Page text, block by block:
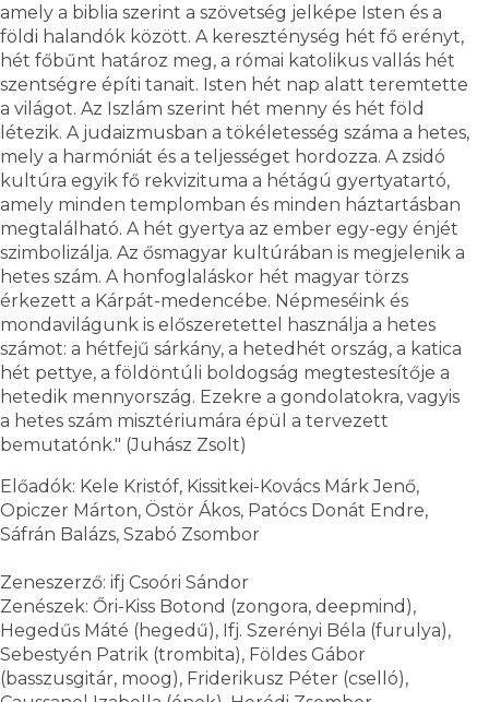
amely a biblia szerint a szövetség jelképe Isten és a
földi halandók között. A kereszténység hét fő erényt,
hét főbűnt határoz meg, a római katolikus vallás hét
szentségre építi tanait. Isten hét nap alatt teremtette
a világot. Az Iszlám szerint hét menny és hét föld
létezik. A judaizmusban a tökéletesség száma a hetes,
mely a harmóniát és a teljességet hordozza. A zsidó
kultúra egyik fő rekvizituma a hétágú gyertyatartó,
amely minden templomban és minden háztartásban
megtalálható. A hét gyertya az ember egy-egy énjét
szimbolizálja. Az ősmagyar kultúrában is megjelenik a
hetes szám. A honfoglaláskor hét magyar törzs
érkezett a Kárpát-medencébe. Népmeséink és
mondavilágunk is előszeretettel használja a hetes
számot: a hétfejű sárkány, a hetedhét ország, a katica
hét pettye, a földöntúli boldogság megtestesítője a
hetedik mennyország. Ezekre a gondolatokra, vagyis
a hetes szám misztériumára épül a tervezett
bemutatónk." (Juhász Zsolt)
Előadók: Kele Kristóf, Kissitkei-Kovács Márk Jenő,
Opiczer Márton, Östör Ákos, Patócs Donát Endre,
Sáfrán Balázs, Szabó Zsombor
Zeneszerző: ifj Csoóri Sándor
Zenészek: Őri-Kiss Botond (zongora, deepmind),
Hegedűs Máté (hegedű), Ifj. Szerényi Béla (furulya),
Sebestyén Patrik (trombita), Földes Gábor
(basszusgitár, moog), Friderikusz Péter (cselló),